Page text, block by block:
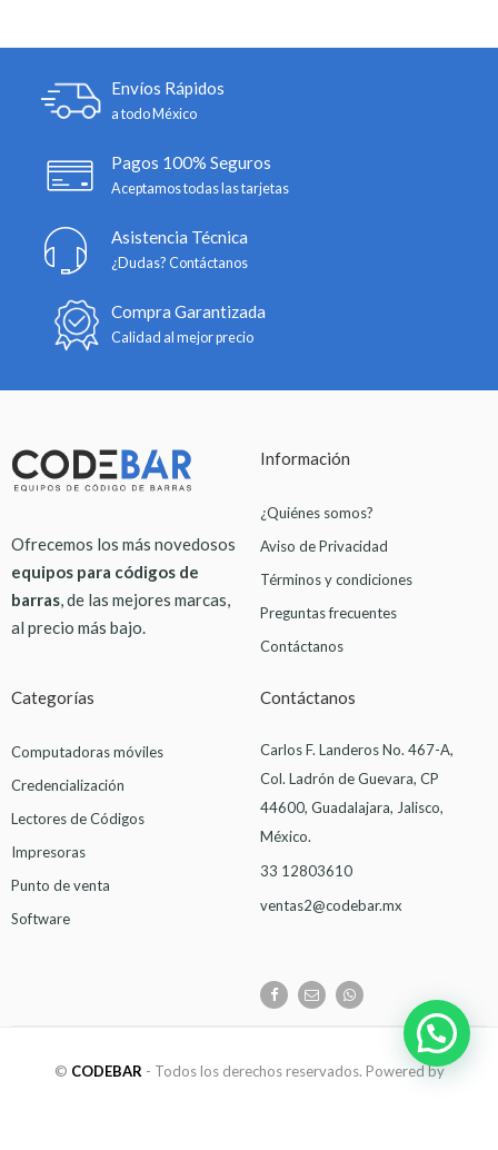
Envíos Rápidos
a todo México
Pagos 100% Seguros
Aceptamos todas las tarjetas
Asistencia Técnica
¿Dudas? Contáctanos
Compra Garantizada
Calidad al mejor precio
Ofrecemos los más novedosos
equipos para códigos de
barras, de las mejores marcas,
al precio más bajo.
Información
¿Quiénes somos?
Aviso de Privacidad
Términos y condiciones
Preguntas frecuentes
Contáctanos
Categorías
Computadoras móviles
Credencialización
Lectores de Códigos
Impresoras
Punto de venta
Software
Contáctanos
Carlos F. Landeros No. 467-A,
Col. Ladrón de Guevara, CP
44600, Guadalajara, Jalisco,
México.
33 12803610
ventas2@codebar.mx
© CODEBAR- Todos los derechos reservados. Powered by